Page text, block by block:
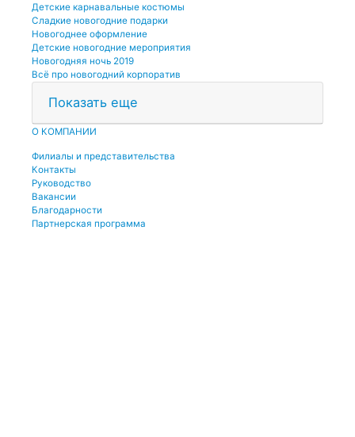
Детские карнавальные костюмы
Сладкие новогодние подарки
Новогоднее оформление
Детские новогодние мероприятия
Новогодняя ночь 2019
Всё про новогодний корпоратив
Показать еще
О КОМПАНИИ
Филиалы и представительства
Контакты
Руководство
Вакансии
Благодарности
Партнерская программа